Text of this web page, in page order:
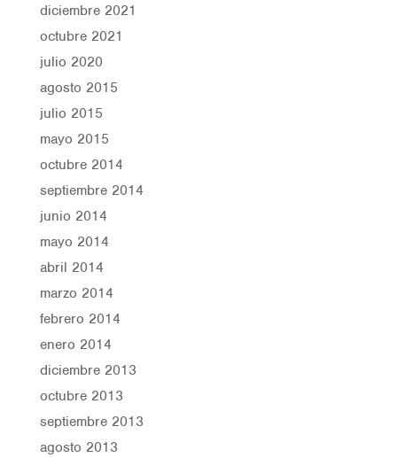
diciembre 2021
octubre 2021
julio 2020
agosto 2015
julio 2015
mayo 2015
octubre 2014
septiembre 2014
junio 2014
mayo 2014
abril 2014
marzo 2014
febrero 2014
enero 2014
diciembre 2013
octubre 2013
septiembre 2013
agosto 2013